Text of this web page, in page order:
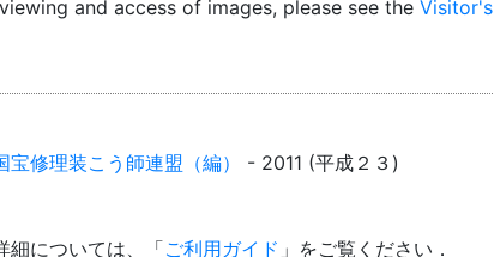
and access of images, please see the Visitor's
理装こう師連盟（編） - 2011 (平成２３)
細については、「ご利用ガイド 」をご覧ください．